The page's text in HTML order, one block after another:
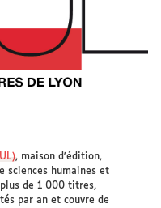
, maison d'édition,
sciences humaines et
de 1 000 titres,
par an et couvre de